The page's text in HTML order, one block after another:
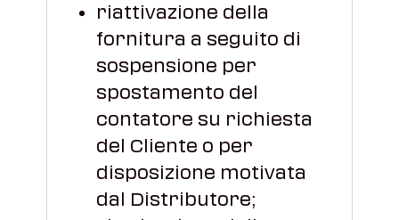
riattivazione della
fornitura a seguito di
sospensione per
spostamento del
contatore su richiesta
del Cliente o per
disposizione motivata
dal Distributore;